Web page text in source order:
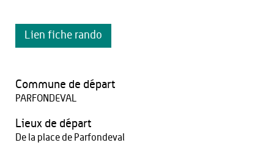
Lien fiche rando
Commune de départ
PARFONDEVAL
Lieux de départ
De la place de Parfondeval